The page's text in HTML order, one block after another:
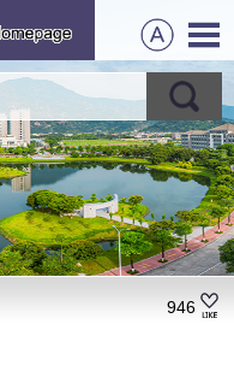
946